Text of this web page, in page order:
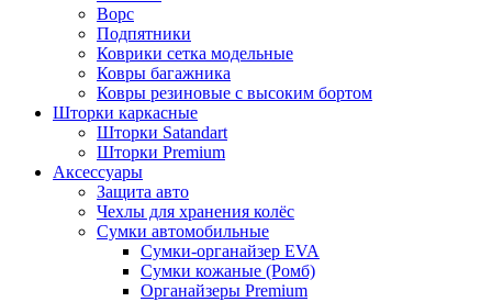
Ворс
Подпятники
Коврики сетка модельные
Ковры багажника
Ковры резиновые с высоким бортом
Шторки каркасные
Шторки Satandart
Шторки Premium
Аксессуары
Защита авто
Чехлы для хранения колёс
Сумки автомобильные
Сумки-органайзер EVA
Сумки кожаные (Ромб)
Органайзеры Premium